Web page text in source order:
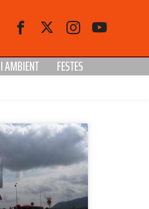
AMBIENT FESTES